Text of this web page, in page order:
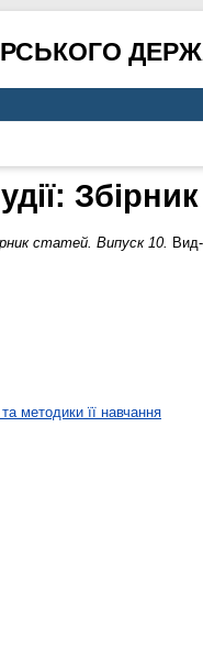
статей. Випуск 10.
методики її навчання